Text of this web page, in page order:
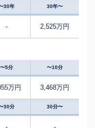
30年 30年〜
- 2,525万円
〜5分 〜10分
万円 3,468万円
30分 30分〜